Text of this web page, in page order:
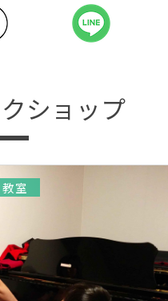
ショップ
教室